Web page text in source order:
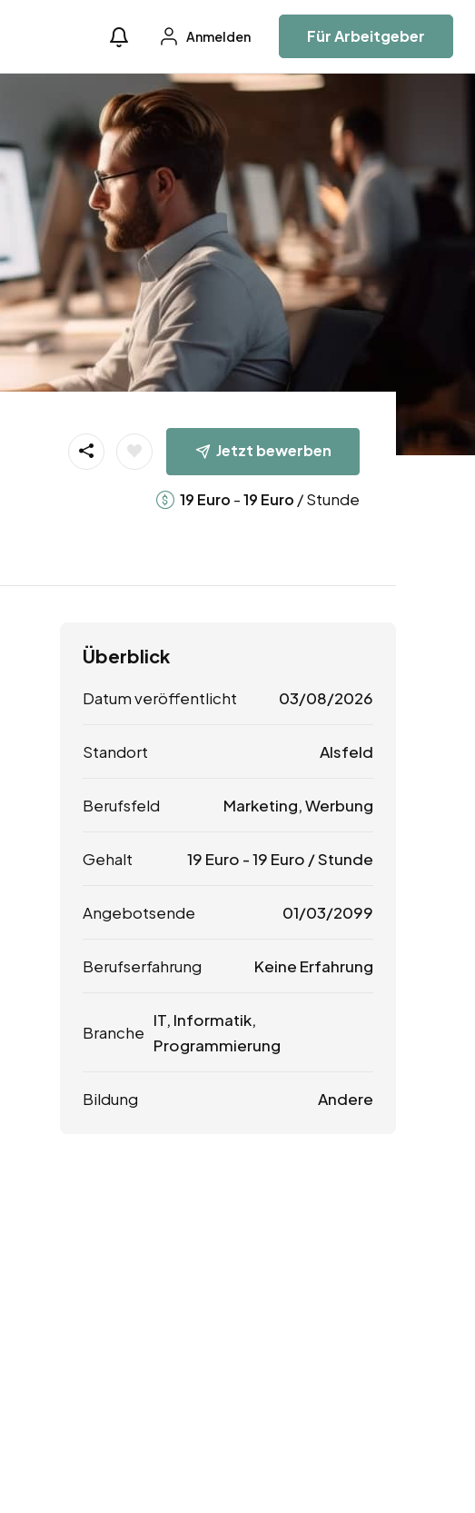
Anmelden Für Arbeitgeber
Jetzt bewerben
19 Euro -19 Euro / Stunde
Überblick
Datum veröffentlicht 03/08/2026
Standort Alsfeld
Berufsfeld Marketing, Werbung
Gehalt 19 Euro -19 Euro / Stunde
Angebotsende 01/03/2099
Berufserfahrung Keine Erfahrung
Branche
IT, Informatik,
Programmierung
Bildung Andere